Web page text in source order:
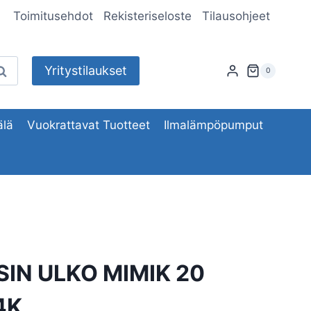
Toimitusehdot Rekisteriseloste Tilausohjeet
Yritystilaukset 0
Vuokrattavat Tuotteet Ilmalämpöpumput
ULKO MIMIK 20